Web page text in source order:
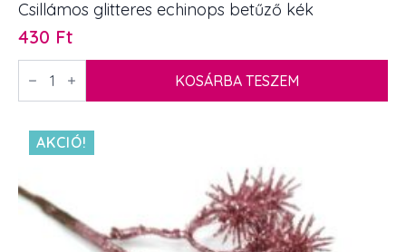
Csillámos glitteres echinops betűző kék
430 Ft
Csillámos
glitteres
mennyiség
KOSÁRBA TESZEM
AKCIÓ!